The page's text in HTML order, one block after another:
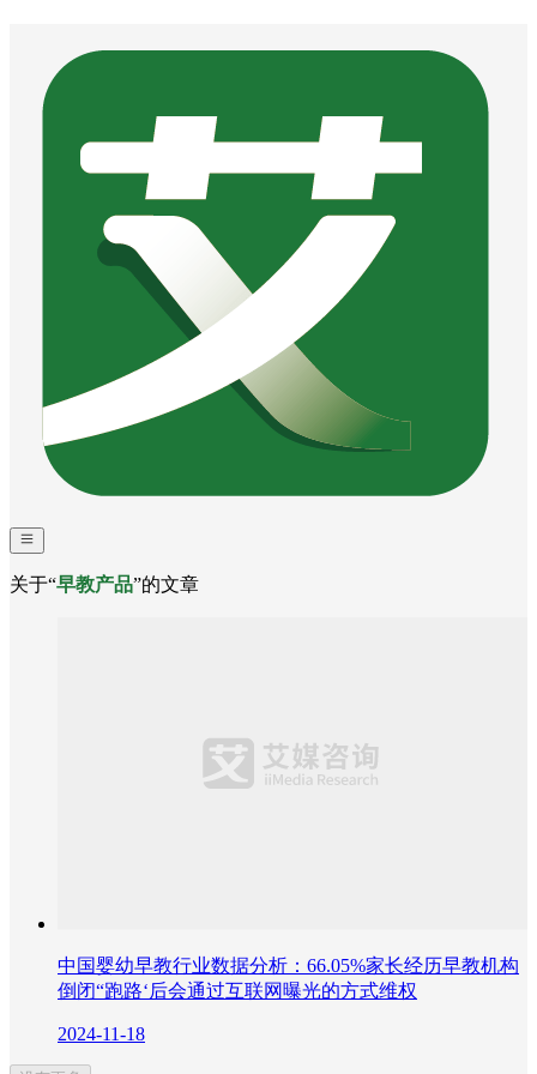
关于“早教产品”的文章
中国婴幼早教行业数据分析：66.05%家长经历早教机构
倒闭“跑路‘后会通过互联网曝光的方式维权
2024-11-18